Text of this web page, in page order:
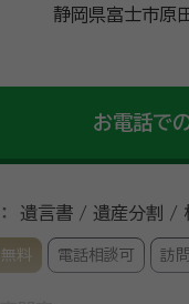
静岡県富士市原田
お電話で
遺言書 / 遺産分割 /
料 電話相談可 訪